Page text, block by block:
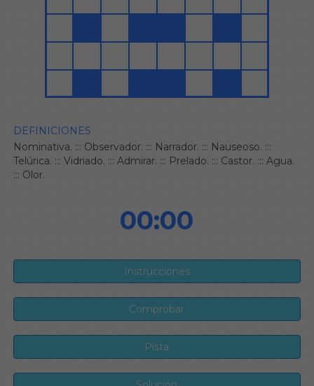
DEFINICIONES
Nominativa. ::: Observador. ::: Narrador. ::: Nauseoso. :::
Telúrica. ::: Vidriado. ::: Admirar. ::: Prelado. ::: Castor. ::: Agua.
::: Olor.
00:00